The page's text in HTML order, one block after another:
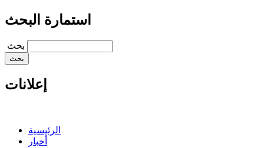
استمارة البحث
‏بحث ‏
إعلانات
الرئيسية
أخبار